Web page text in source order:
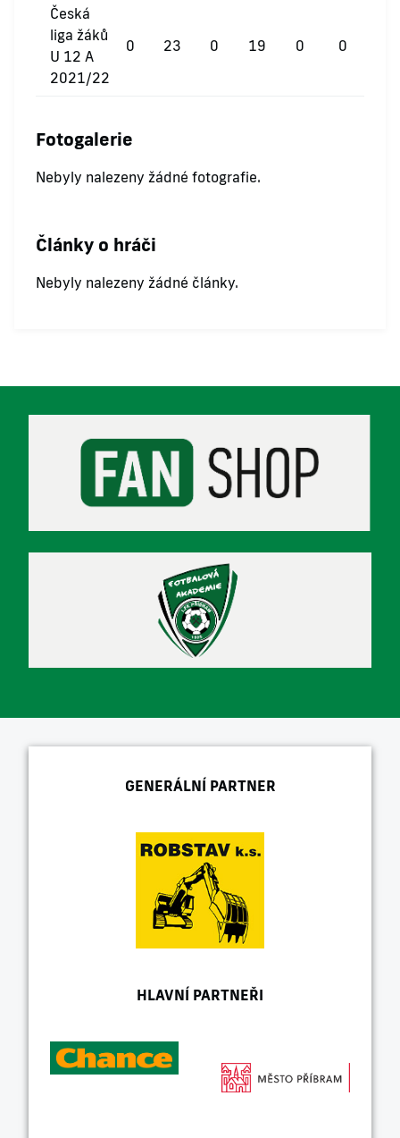
Česká
liga žáků
U 12 A
2021/22
0 23 0 19 0 0
Fotogalerie
Nebyly nalezeny žádné fotografie.
Články o hráči
Nebyly nalezeny žádné články.
GENERÁLNÍ PARTNER
HLAVNÍ PARTNEŘI